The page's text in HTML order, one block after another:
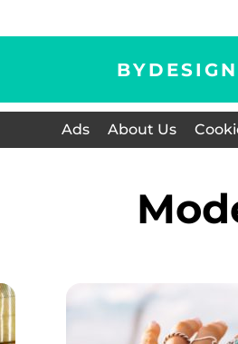
Ads About Us